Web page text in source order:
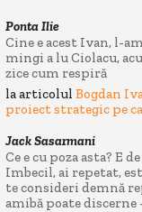
Ponta Ilie
Cine e acest Ivan, l-
mingi a lu Ciolacu,
zice cum respiră
la articolul Bogdan
proiect strategic pe
Jack Sasarmani
Ce e cu poza asta? E
Imbecil, ai repetat,
te consideri demnă
amibă poate discerne